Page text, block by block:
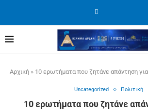
Αρχική » 10 ερωτήματα που ζητάνε απάντηση
Uncategorized Πολιτική
10 ερωτήματα που ζητάνε